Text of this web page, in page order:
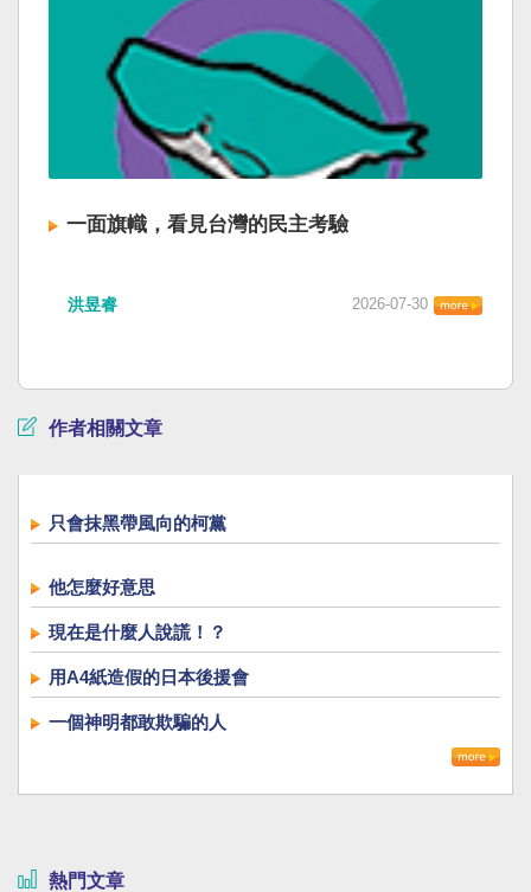
一面旗幟，看見台灣的民主考驗
洪昱睿 2026-07-30
作者相關文章
只會抹黑帶風向的柯黨
他怎麼好意思
現在是什麼人說謊！？
用A4紙造假的日本後援會
一個神明都敢欺騙的人
熱門文章